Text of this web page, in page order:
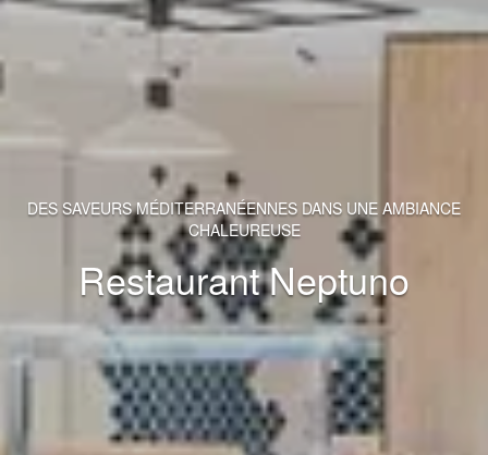
DES SAVEURS MÉDITERRANÉENNES DANS UNE AMBIANCE
CHALEUREUSE
Restaurant Neptuno